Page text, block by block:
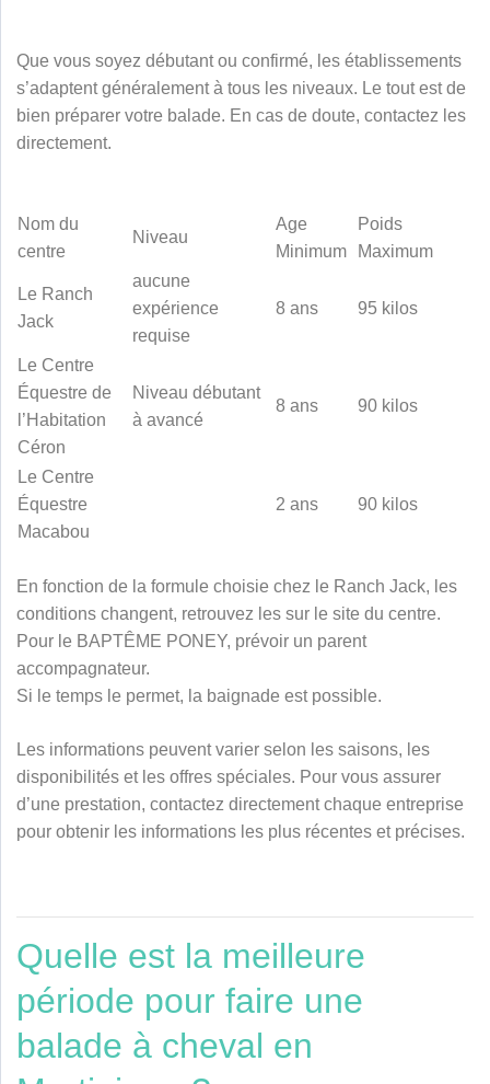
Que vous soyez débutant ou confirmé, les établissements
s’adaptent généralement à tous les niveaux. Le tout est de
bien préparer votre balade. En cas de doute, contactez les
directement.
Nom du
centre
Niveau
Age
Minimum
Poids
Maximum
Le Ranch
Jack
aucune
expérience
requise
8 ans 95 kilos
Le Centre
Équestre de
l’Habitation
Céron
Niveau débutant
à avancé
8 ans 90 kilos
Le Centre
Équestre
Macabou
2 ans 90 kilos
En fonction de la formule choisie chez le Ranch Jack, les
conditions changent, retrouvez les sur le site du centre.
Pour le BAPTÊME PONEY, prévoir un parent
accompagnateur.
Si le temps le permet, la baignade est possible.
Les informations peuvent varier selon les saisons, les
disponibilités et les offres spéciales. Pour vous assurer
d’une prestation, contactez directement chaque entreprise
pour obtenir les informations les plus récentes et précises.
Quelle est la meilleure
période pour faire une
balade à cheval en